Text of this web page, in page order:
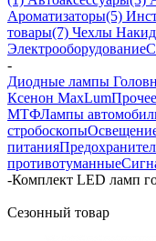
Ароматизаторы(5)
товары(7) Чехлы
Электрооборудование
-
Диодные лампы
Ксенон MaxLumПрочее
МТФЛампы
стробоскопы
питания
противотуманные
-Комплект LED ламп
Сезонный товар